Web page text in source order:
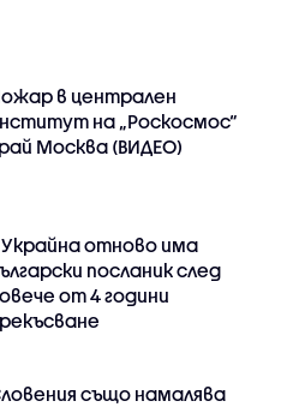
в централен
на „Роскосмос“
Москва (ВИДЕО)
Украйна отново има
посланик след
от 4 години
също намалява